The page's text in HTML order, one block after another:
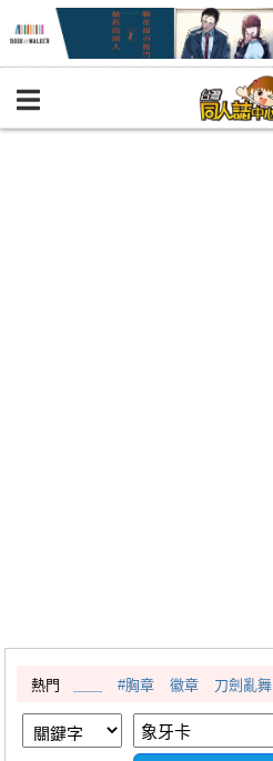
BOOKY書集倉庫
繪圖藝廊
交流中心
攤位轉讓區
熱門 #胸章 徽章 刀劍亂舞